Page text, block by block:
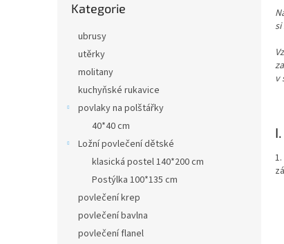
kategorie
Kategorie
ubrusy
utěrky
molitany
kuchyňské rukavice
povlaky na polštářky
40*40 cm
Ložní povlečení dětské
klasická postel 140*200 cm
Postýlka 100*135 cm
povlečení krep
povlečení bavlna
povlečení flanel
v